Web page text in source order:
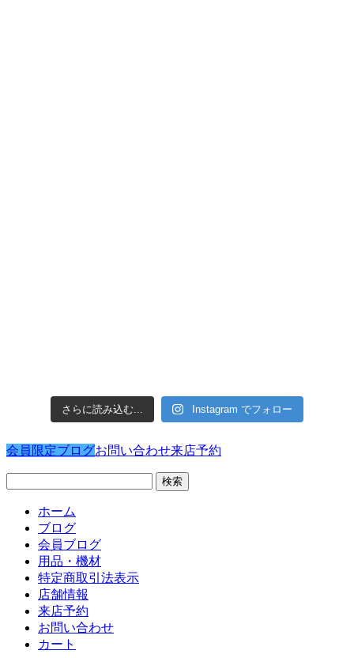
さらに読み込む... Instagram でフォロー
会員限定ブログお問い合わせ来店予約
ホーム
ブログ
会員ブログ
用品・機材
特定商取引法表示
店舗情報
来店予約
お問い合わせ
カート